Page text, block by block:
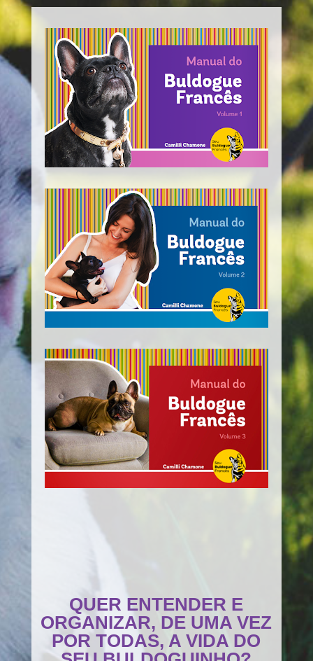
QUER ENTENDER E
ORGANIZAR, DE UMA VEZ
POR TODAS, A VIDA DO